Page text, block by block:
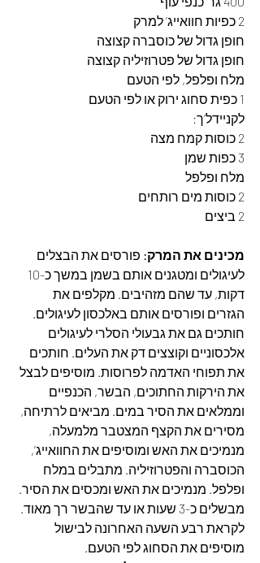
2 כפיות חוואייג’ למרק
חופן גדול של כוסברה קצוצה
חופן גדול של פטרוזיליה קצוצה
מלח ופלפל, לפי הטעם
1 כפית סחוג ירוק או לפי הטעם
לקניידל’ך:
2 כוסות קמח מצה
3 כפות שמן
מלח ופלפל
2 כוסות מים רותחים
2 ביצים
מכינים את המרק: פורסים את הבצלים
דקות, עד שהם מזהיבים. מקלפים את
הגזרים ופורסים אותם באלכסון לעיגולים.
חותכים גם את גבעולי הסלרי לעיגולים
אלכסוניים וקוצצים דק את העלים. חותכים
את תפוחי האדמה לפרוסות. מוסיפים לבצל
את הירקות החתוכים, הבשר, הכנפיים
וממלאים את הסיר במים. מביאים לרתיחה,
מסירים את הקצף המצטבר מלמעלה,
מנמיכים את האש ומוסיפים את החוואייג’,
הכוסברה והפטרוזיליה. מתבלים במלח
ופלפל. מנמיכים את האש ומכסים את הסיר.
מבשלים כ-3 שעות או עד שהבשר רך מאוד.
לקראת רבע השעה האחרונה לבישול
מוסיפים את הסחוג לפי הטעם.